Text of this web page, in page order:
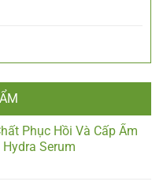
Phục Hồi Và Cấp Ẩm
Serum